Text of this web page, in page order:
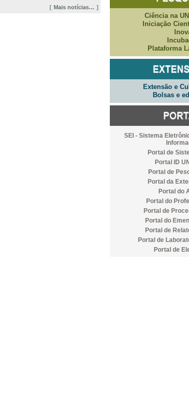
Mais notícias…
Ciência na
Iniciação
Plataforma
Extensão e
Bolsas e
SEI - Sistema
Portal de
Portal ID
Portal de
Portal da
Portal do
Portal do
Portal de
Portal do
Portal de
Portal de
Portal de